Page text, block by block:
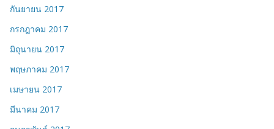
กันยายน 2017
กรกฎาคม 2017
มิถุนายน 2017
พฤษภาคม 2017
เมษายน 2017
มีนาคม 2017